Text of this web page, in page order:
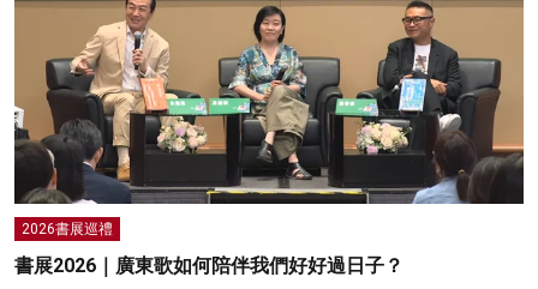
2026書展巡禮
書展2026｜廣東歌如何陪伴我們好好過日子？